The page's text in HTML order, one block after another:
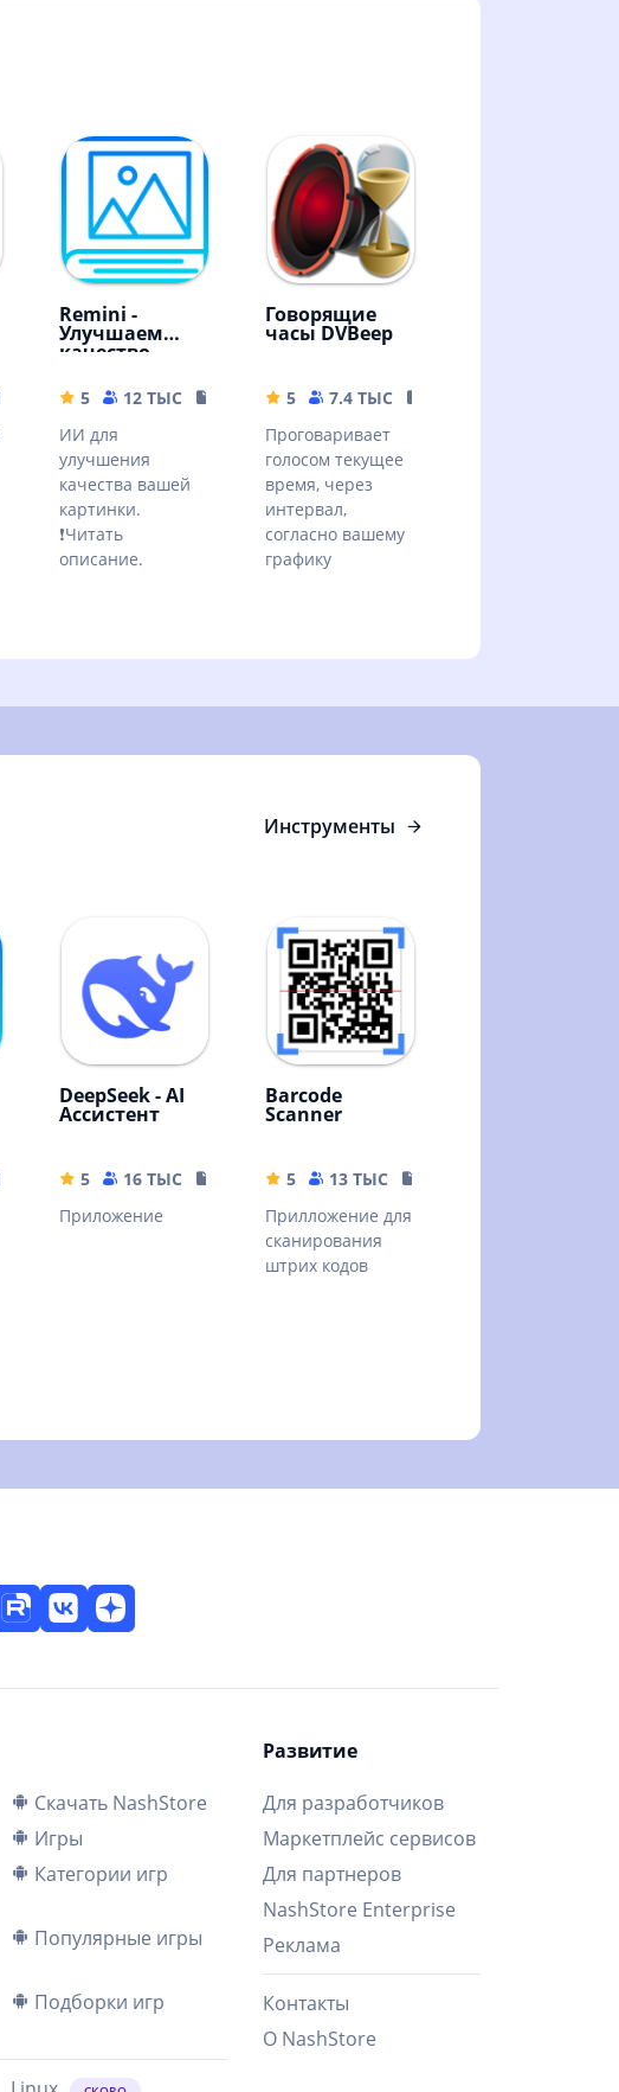
4.04 MB
Remini -
Улучшаем
качество
5 12 ТЫС
79.19 MB
ИИ для
улучшения
качества вашей
картинки.
❗Читать
описание.
Говорящие
часы DVBeep
5 7.4 ТЫС
Проговаривает
голосом текущее
время, через
интервал,
согласно вашему
графику
Инструменты
79.19 MB
DeepSeek - AI
Ассистент
5 16 ТЫС
16.44 MB
Приложение
Barcode
Scanner
5 13 ТЫС
Прилложение для
сканирования
штрих кодов
Скачать NashStore
Игры
Категории игр
Популярные игры
Подборки игр
Развитие
Для разработчиков
Маркетплейс сервисов
Для партнеров
NashStore Enterprise
Реклама
Контакты
О NashStore